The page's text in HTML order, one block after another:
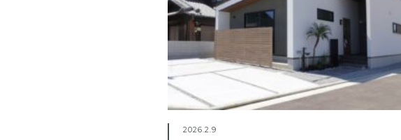
2026.2.9